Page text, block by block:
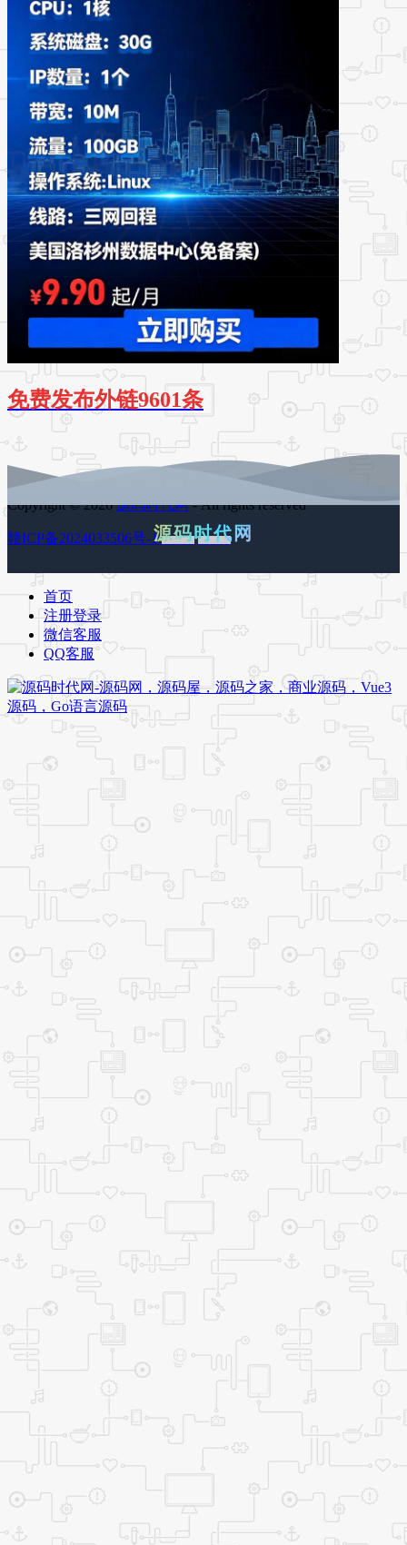
免费发布外链9601条
Copyright © 2026源码时代网- All rights reserved
赣ICP备2024033506号-1百度地图 谷歌地图
源码时代网
首页
注册登录
微信客服
QQ客服